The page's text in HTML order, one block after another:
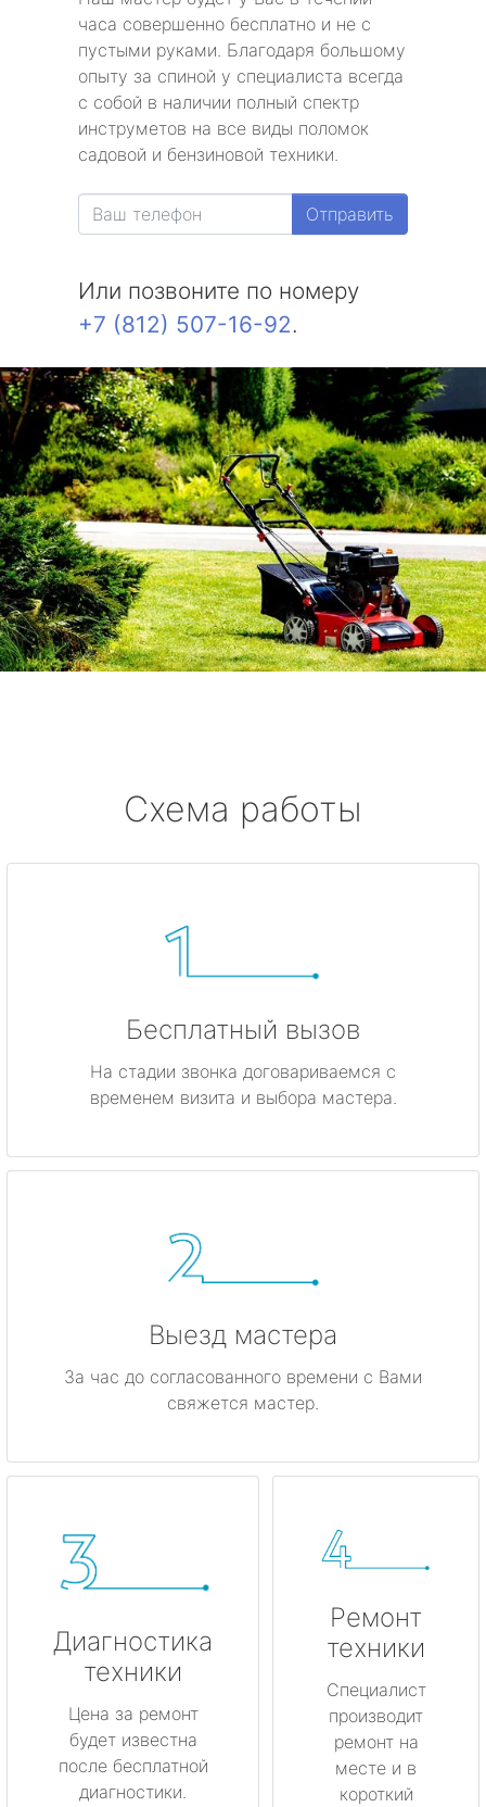
часа совершенно бесплатно и не с
пустыми руками. Благодаря большому
опыту за спиной у специалиста всегда
с собой в наличии полный спектр
инструметов на все виды поломок
садовой и бензиновой техники.
Отправить
Или позвоните по номеру
+7 (812) 507-16-92.
Схема работы
Бесплатный вызов
На стадии звонка договариваемся с
временем визита и выбора мастера.
Выезд мастера
За час до согласованного времени с Вами
свяжется мастер.
Диагностика
техники
Цена за ремонт
будет известна
после бесплатной
диагностики.
Ремонт
техники
Специалист
производит
ремонт на
месте и в
короткий